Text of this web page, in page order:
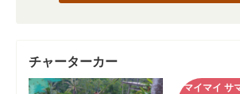
チャーターカー
マイマイ サ